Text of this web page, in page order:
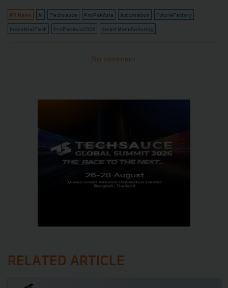
PR News AI Techsauce ProPakAsia Automation FutureFactory
IndustrialTech ProPakAsia2026 Smart Manufacturing
No comment
RELATED ARTICLE